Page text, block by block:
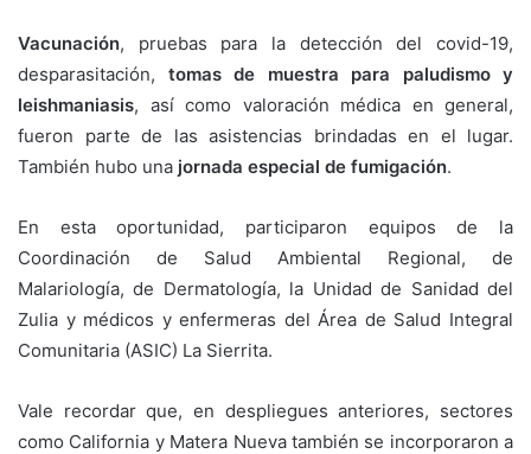
Vacunación, pruebas para la detección del covid-19,
desparasitación, tomas de muestra para paludismo y
leishmaniasis, así como valoración médica en general,
fueron parte de las asistencias brindadas en el lugar.
También hubo una jornada especial de fumigación.
En esta oportunidad, participaron equipos de la
Coordinación de Salud Ambiental Regional, de
Malariología, de Dermatología, la Unidad de Sanidad del
Zulia y médicos y enfermeras del Área de Salud Integral
Comunitaria (ASIC) La Sierrita.
Vale recordar que, en despliegues anteriores, sectores
como California y Matera Nueva también se incorporaron a